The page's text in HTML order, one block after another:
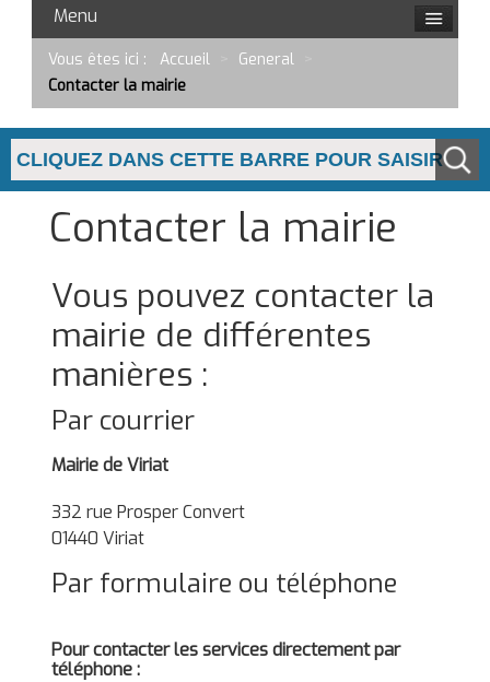
Menu
Vous êtes ici : Accueil General
Contacter la mairie
Contacter la mairie
Vous pouvez contacter la
mairie de différentes
manières :
Par courrier
Mairie de Viriat
332 rue Prosper Convert
01440 Viriat
Par formulaire ou téléphone
Pour contacter les services directement par
téléphone :